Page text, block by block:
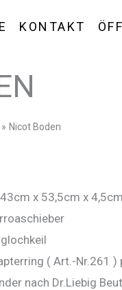
KONTAKT
Nicot Boden
43cm x 53,5cm x 4,5cm
( Art.-Nr.261 )
nach Dr.Liebig